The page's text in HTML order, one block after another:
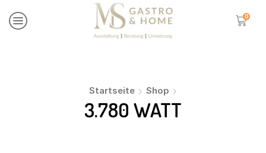
0
Startseite Shop
3.780 WATT